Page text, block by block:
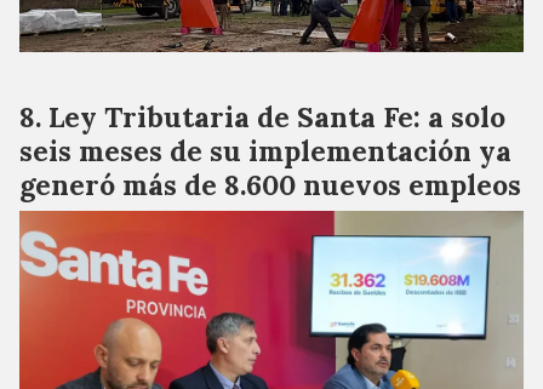
Ley Tributaria de Santa Fe: a solo
seis meses de su implementación ya
generó más de 8.600 nuevos empleos